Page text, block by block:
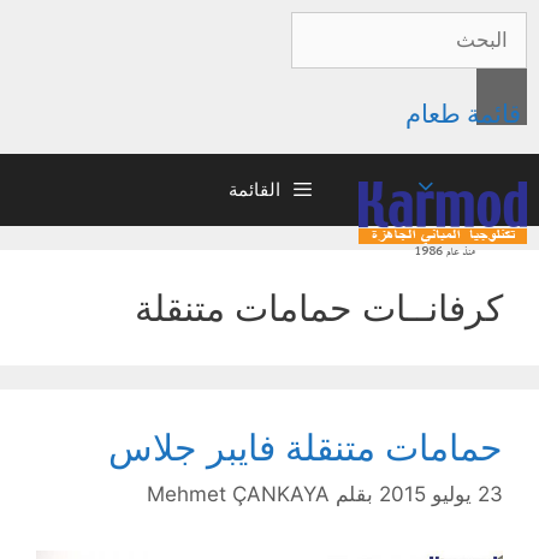
قائمة طعام
القائمة
كرفانــات حمامات متنقلة
حمامات متنقلة فايبر جلاس
23 يوليو 2015 بقلم Mehmet ÇANKAYA